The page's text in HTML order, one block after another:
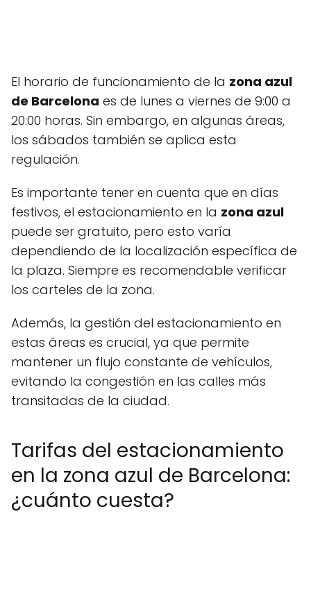
El horario de funcionamiento de la zona azul
de Barcelona es de lunes a viernes de 9:00 a
20:00 horas. Sin embargo, en algunas áreas,
los sábados también se aplica esta
regulación.
Es importante tener en cuenta que en días
festivos, el estacionamiento en la zona azul
puede ser gratuito, pero esto varía
dependiendo de la localización específica de
la plaza. Siempre es recomendable verificar
los carteles de la zona.
Además, la gestión del estacionamiento en
estas áreas es crucial, ya que permite
mantener un flujo constante de vehículos,
evitando la congestión en las calles más
transitadas de la ciudad.
Tarifas del estacionamiento
en la zona azul de Barcelona:
¿cuánto cuesta?